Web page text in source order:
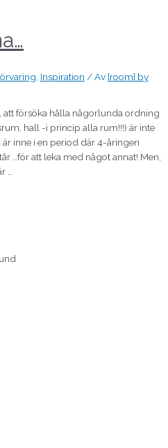
Inspiration / Av [room] by
att försöka hålla någorlunda ordning
hall -i princip alla rum!!!) är inte
är inne i en period där 4-åringen
…för att leka med något annat! Men,
…